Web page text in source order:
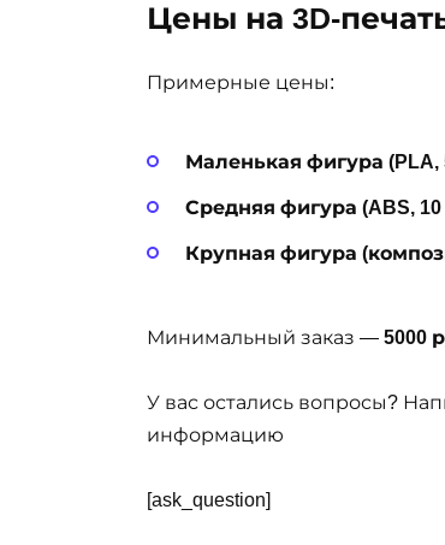
Цены на 3D-
Примерные цены:
Маленькая фигура (PLA,
Средняя фигура (ABS, 10
Крупная фигура
Минимальный заказ — 5000
У вас остались вопросы?
информацию
[ask_question]